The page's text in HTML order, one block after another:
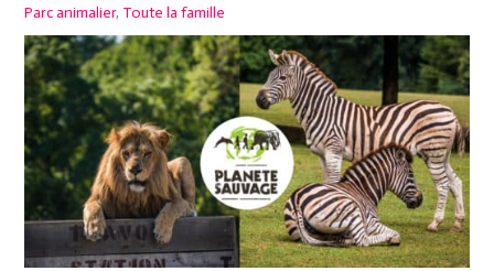
Parc animalier, Toute la famille